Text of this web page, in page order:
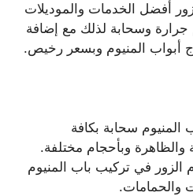
أفضل الخدمات والموديلات
وسحابة لذلك مع إضافة
أبواب المنيوم وبسعر رخيص.
المنيوم سحابة بكافة
والظاهرة وبأحجام مختلفة.
الزور في تركيب باب المنيوم
والحمامات.